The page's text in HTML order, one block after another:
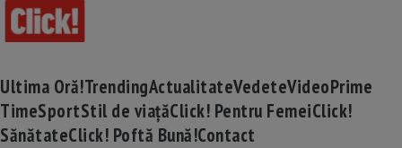
Ultima Oră!TrendingActualitateVedeteVideoPrime
TimeSportStil de viațăClick! Pentru FemeiClick!
SănătateClick! Poftă Bună!Contact